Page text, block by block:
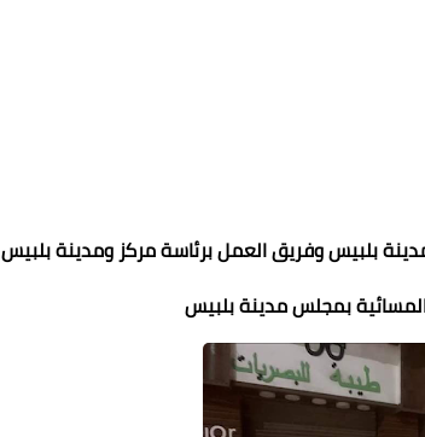
بلبيس وفريق العمل برئاسة مركز ومدينة بلبيس
المسائية بمجلس مدينة بلبيس